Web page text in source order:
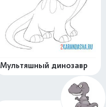
Мультяшный динозавр